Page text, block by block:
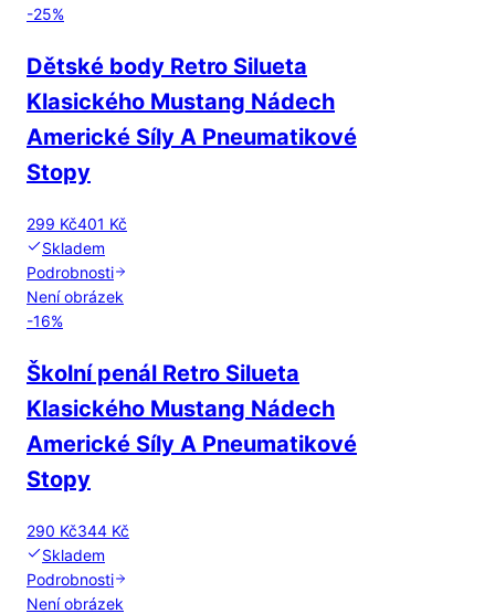
-25%
Dětské body Retro Silueta
Klasického Mustang Nádech
Americké Síly A Pneumatikové
Stopy
299 Kč401 Kč
Skladem
Podrobnosti
Není obrázek
-16%
Školní penál Retro Silueta
Klasického Mustang Nádech
Americké Síly A Pneumatikové
Stopy
290 Kč344 Kč
Skladem
Podrobnosti
Není obrázek